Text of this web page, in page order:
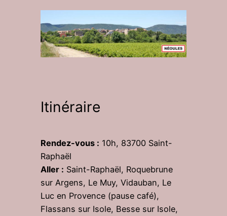
Itinéraire
Rendez-vous : 10h, 83700 Saint-
Raphaël
Aller : Saint-Raphaël, Roquebrune
sur Argens, Le Muy, Vidauban, Le
Luc en Provence (pause café),
Flassans sur Isole, Besse sur Isole,